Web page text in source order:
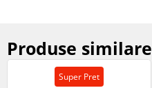
Produse similare
Super Pret